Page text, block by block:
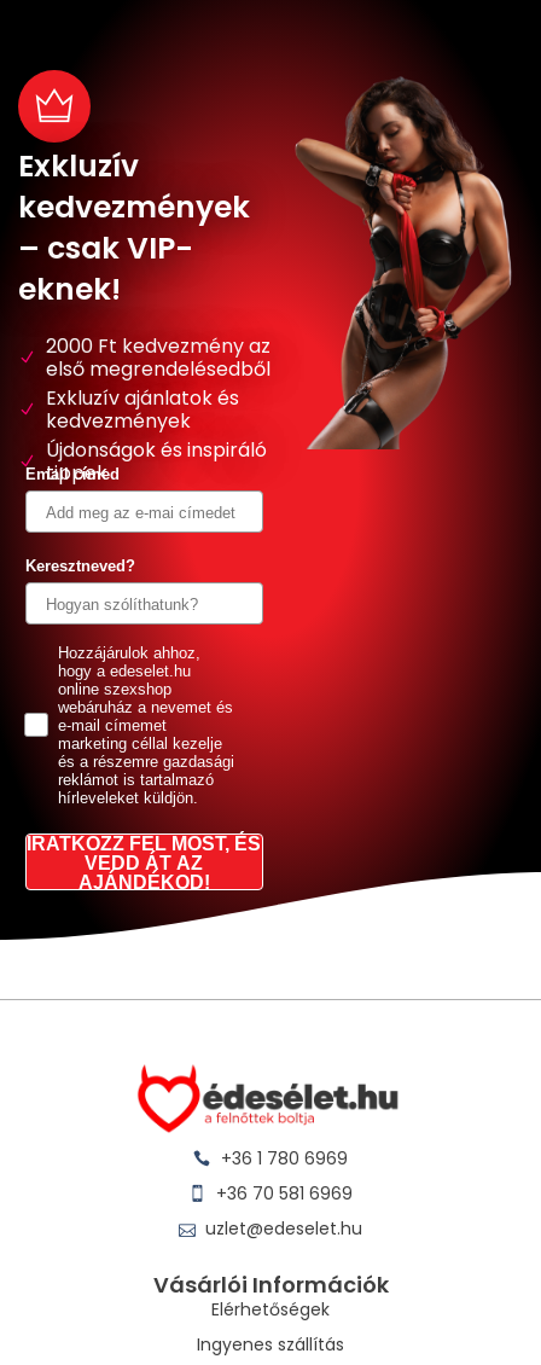
Exkluzív
kedvezmények
– csak VIP-
eknek!
2000 Ft kedvezmény az
első megrendelésedből
Exkluzív ajánlatok és
kedvezmények
Újdonságok és inspiráló
tippek
Email címed
Keresztneved?
GDPRHozzájárulok ahhoz,
hogy a edeselet.hu
online szexshop
webáruház a nevemet és
e-mail címemet
marketing céllal kezelje
és a részemre gazdasági
reklámot is tartalmazó
hírleveleket küldjön.
IRATKOZZ FEL MOST, ÉS
VEDD ÁT AZ
AJÁNDÉKOD!
+36 1 780 6969
+36 70 581 6969
uzlet@edeselet.hu
Vásárlói Információk
Elérhetőségek
Ingyenes szállítás